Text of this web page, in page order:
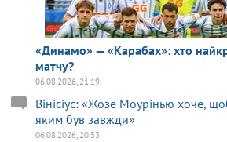
«Динамо» — «Карабах»: хто
матчу?
06.08.2026, 21:19
Вінісіус: «Жозе Моурінью хоче,
яким був завжди»
06.08.2026, 20:53